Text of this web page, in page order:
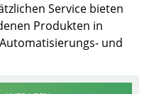
Service bieten
Produkten in
und